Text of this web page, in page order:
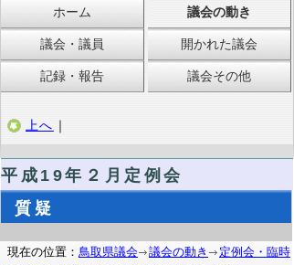
ホーム 議会の動き
議会・議員 開かれた議会
記録・報告 議会その他
上へ ｜
平成19年２月定例会
質疑
現在の位置： 鳥取県議会 議会の動き
定例会・臨時